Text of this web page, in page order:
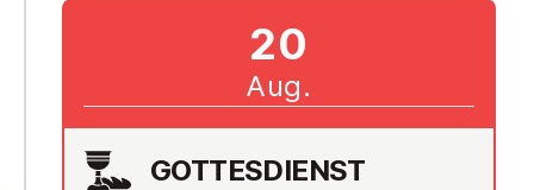
GOT­TES­DIENST
20
Aug.